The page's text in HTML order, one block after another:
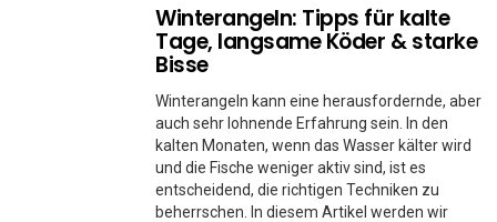
Winterangeln: Tipps für kalte
Tage, langsame Köder & starke
Bisse
Winterangeln kann eine herausfordernde, aber
auch sehr lohnende Erfahrung sein. In den
kalten Monaten, wenn das Wasser kälter wird
und die Fische weniger aktiv sind, ist es
entscheidend, die richtigen Techniken zu
beherrschen. In diesem Artikel werden wir